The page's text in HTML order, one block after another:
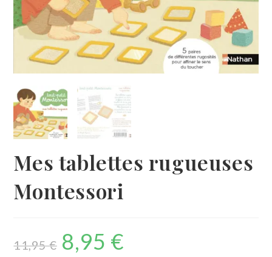
Mes tablettes rugueuses
Montessori
11,95€
Le
prix
initial
8,95 €Le
actuel